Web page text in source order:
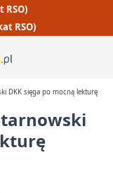
RSO)
DKK sięga po mocną lekturę